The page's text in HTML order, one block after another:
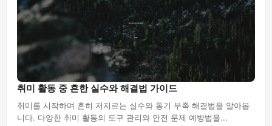
취미 활동 중 흔한 실수와 해결법 가이드
취미를 시작하며 흔히 저지르는 실수와 동기 부족 해결법을 알아봅
니다. 다양한 취미 활동의 도구 관리와 안전 문제 예방법을...